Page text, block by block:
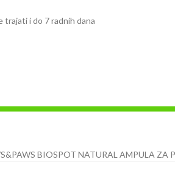
trajati i do 7 radnih dana
BIOSPOT NATURAL AMPULA ZA